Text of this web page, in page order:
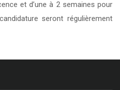
et d’une à 2 semaines pour
seront régulièrement